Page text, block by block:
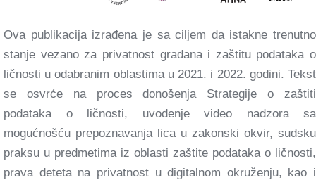
Ova publikacija izrađena je sa ciljem da istakne trenutno
stanje vezano za privatnost građana i zaštitu podataka o
ličnosti u odabranim oblastima u 2021. i 2022. godini. Tekst
se osvrće na proces donošenja Strategije o zaštiti
podataka o ličnosti, uvođenje video nadzora sa
mogućnošću prepoznavanja lica u zakonski okvir, sudsku
praksu u predmetima iz oblasti zaštite podataka o ličnosti,
prava deteta na privatnost u digitalnom okruženju, kao i